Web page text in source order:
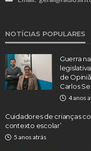
NOTÍCIAS POPULARES
Guerra
de
Carlos
4 anos
Cuidadores de crianças
contexto escolar’
5 anos atrás